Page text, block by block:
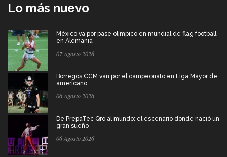
Lo más nuevo
México va por pase olímpico en mundial de flag football
en Alemania
07 Agosto 2026
Borregos CCM van por el campeonato en Liga Mayor de
americano
06 Agosto 2026
De PrepaTec Qro al mundo: el escenario donde nació un
gran sueño
06 Agosto 2026